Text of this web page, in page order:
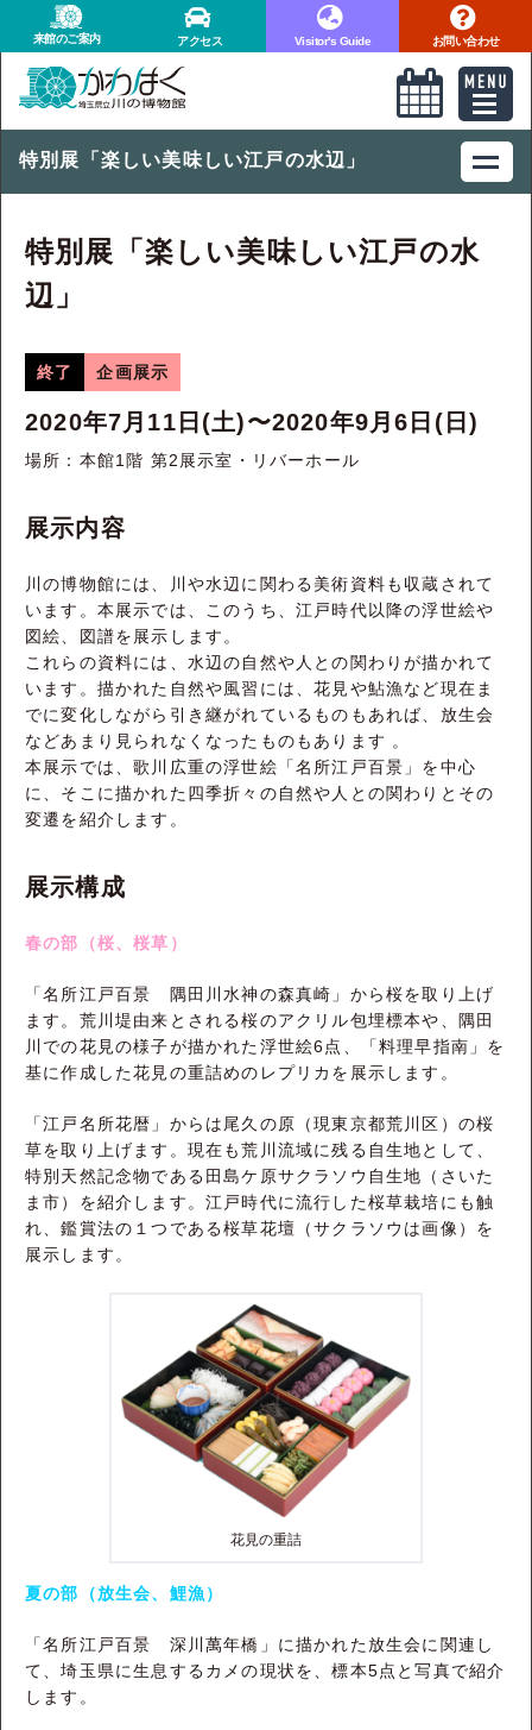
来館のご案内 アクセス Visitor's Guide お問い合わせ
特別展「楽しい美味しい江戸の水辺」
特別展「楽しい美味しい江戸の水
辺」
終了 企画展示
2020年7月11日(土)〜2020年9月6日(日)
場所：本館1階 第2展示室・リバーホール
展示内容
川の博物館には、川や水辺に関わる美術資料も収蔵されて
います。本展示では、このうち、江戸時代以降の浮世絵や
図絵、図譜を展示します。
これらの資料には、水辺の自然や人との関わりが描かれて
います。描かれた自然や風習には、花見や鮎漁など現在ま
でに変化しながら引き継がれているものもあれば、放生会
などあまり見られなくなったものもあります 。
本展示では、歌川広重の浮世絵「名所江戸百景」を中心
に、そこに描かれた四季折々の自然や人との関わりとその
変遷を紹介します。
展示構成
春の部（桜、桜草）
「名所江戸百景 隅田川水神の森真崎」から桜を取り上げ
ます。荒川堤由来とされる桜のアクリル包埋標本や、隅田
川での花見の様子が描かれた浮世絵6点、「料理早指南」を
基に作成した花見の重詰めのレプリカを展示します。
「江戸名所花暦」からは尾久の原（現東京都荒川区）の桜
草を取り上げます。現在も荒川流域に残る自生地として、
特別天然記念物である田島ケ原サクラソウ自生地（さいた
ま市）を紹介します。江戸時代に流行した桜草栽培にも触
れ、鑑賞法の１つである桜草花壇（サクラソウは画像）を
展示します。
花見の重詰
夏の部（放生会、鯉漁）
「名所江戸百景 深川萬年橋」に描かれた放生会に関連し
て、埼玉県に生息するカメの現状を、標本5点と写真で紹介
します。